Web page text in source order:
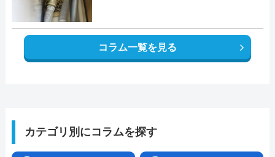
コラム一覧を見る
カテゴリ別にコラムを探す